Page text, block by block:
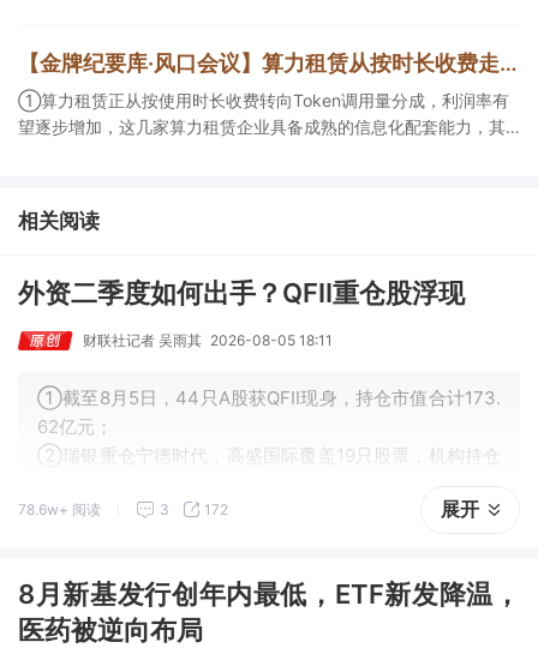
【金牌纪要库·风口会议】算力租赁从按时长收费走向Token分成，AI算力中心的利润模型与产业链边界正在重构
①算力租赁正从按使用时长收费转向Token调用量分成，利润率有
望逐步增加，这几家算力租赁企业具备成熟的信息化配套能力，其
型适配业务的企业也会受益Token工厂建设；③高端训练卡仍受供
给约束，AI应用持续推高推理需求后，国产算力卡有望持续放量。
相关阅读
外资二季度如何出手？QFII重仓股浮现
财联社记者 吴雨其 2026-08-05 18:11
①截至8月5日，44只A股获QFII现身，持仓市值合计173.
62亿元；
②瑞银重仓宁德时代，高盛国际覆盖19只股票，机构持仓
③QFII持仓集中于电气设备、半导体、化工、机械等制造
78.6w+ 阅读 3 172 展开
8月新基发行创年内最低，ETF新发降温，
医药被逆向布局